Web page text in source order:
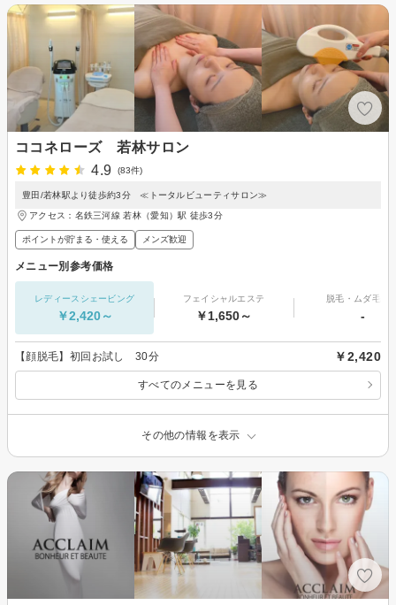
ココネローズ 若林サロン
4.9
(83件)
豊田/若林駅より徒歩約3分 ≪トータルビューティサロン≫
アクセス：名鉄三河線 若林（愛知）駅 徒歩3分
ポイントが貯まる・使える メンズ歓迎
メニュー別参考価格
レディースシェービング
￥2,420～
フェイシャルエステ
￥1,650～
脱毛・ムダ毛処
-
【顔脱毛】初回お試し 30分 ￥2,420
すべてのメニューを見る
その他の情報を表示